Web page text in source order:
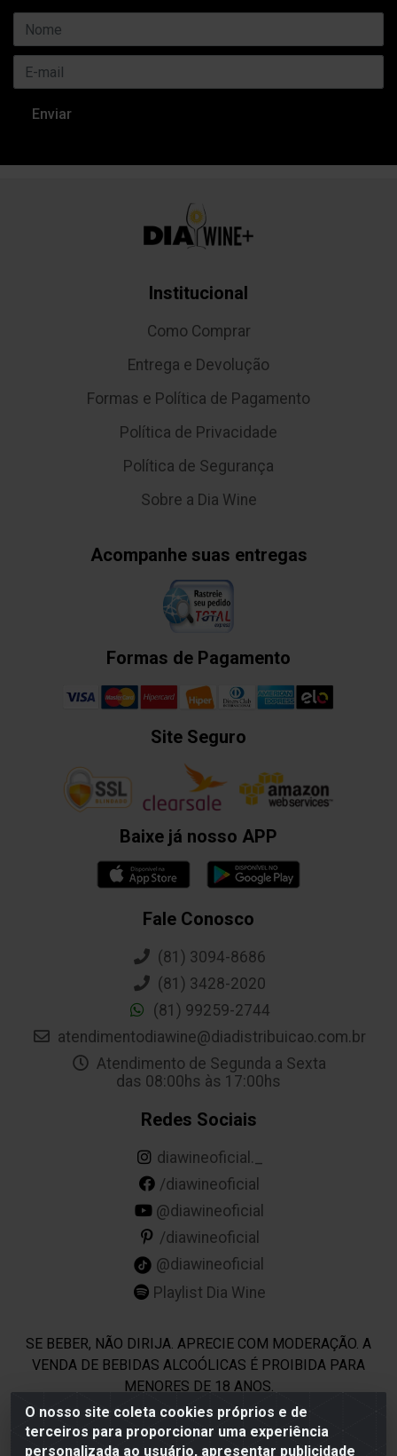
O nosso site coleta cookies próprios e de
terceiros para proporcionar uma experiência
personalizada ao usuário, apresentar publicidade
Institucional
Como Comprar
Entrega e Devolução
Formas e Política de Pagamento
Política de Privacidade
Política de Segurança
Sobre a Dia Wine
Acompanhe suas entregas
Formas de Pagamento
Site Seguro
Baixe já nosso APP
Fale Conosco
(81) 3094-8686
(81) 3428-2020
(81) 99259-2744
atendimentodiawine@diadistribuicao.com.br
Atendimento de Segunda a Sexta
das 08:00hs às 17:00hs
Redes Sociais
diawineoficial._
/diawineoficial
@diawineoficial
/diawineoficial
@diawineoficial
Playlist Dia Wine
SE BEBER, NÃO DIRIJA. APRECIE COM MODERAÇÃO. A
VENDA DE BEBIDAS ALCOÓLICAS É PROIBIDA PARA
MENORES DE 18 ANOS.
Dia Wine - Rodovia BR 232 KM 22,5 - Moreno/PE - CEP 54800-